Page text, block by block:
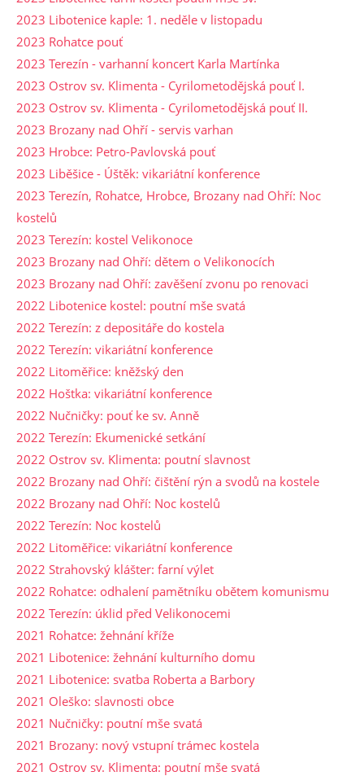
2023 Libotenice kaple: 1. neděle v listopadu
2023 Rohatce pouť
2023 Terezín - varhanní koncert Karla Martínka
2023 Ostrov sv. Klimenta - Cyrilometodějská pouť I.
2023 Ostrov sv. Klimenta - Cyrilometodějská pouť II.
2023 Brozany nad Ohří - servis varhan
2023 Hrobce: Petro-Pavlovská pouť
2023 Liběšice - Úštěk: vikariátní konference
2023 Terezín, Rohatce, Hrobce, Brozany nad Ohří: Noc
kostelů
2023 Terezín: kostel Velikonoce
2023 Brozany nad Ohří: dětem o Velikonocích
2023 Brozany nad Ohří: zavěšení zvonu po renovaci
2022 Libotenice kostel: poutní mše svatá
2022 Terezín: z depositáře do kostela
2022 Terezín: vikariátní konference
2022 Litoměřice: kněžský den
2022 Hoštka: vikariátní konference
2022 Nučničky: pouť ke sv. Anně
2022 Terezín: Ekumenické setkání
2022 Ostrov sv. Klimenta: poutní slavnost
2022 Brozany nad Ohří: čištění rýn a svodů na kostele
2022 Brozany nad Ohří: Noc kostelů
2022 Terezín: Noc kostelů
2022 Litoměřice: vikariátní konference
2022 Strahovský klášter: farní výlet
2022 Rohatce: odhalení pamětníku obětem komunismu
2022 Terezín: úklid před Velikonocemi
2021 Rohatce: žehnání kříže
2021 Libotenice: žehnání kulturního domu
2021 Libotenice: svatba Roberta a Barbory
2021 Oleško: slavnosti obce
2021 Nučničky: poutní mše svatá
2021 Brozany: nový vstupní trámec kostela
2021 Ostrov sv. Klimenta: poutní mše svatá